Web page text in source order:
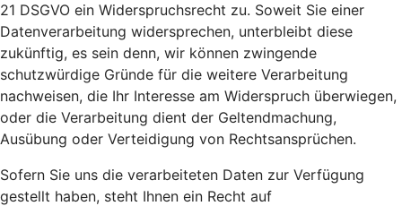
21 DSGVO ein Widerspruchsrecht zu. Soweit Sie einer
Datenverarbeitung widersprechen, unterbleibt diese
zukünftig, es sein denn, wir können zwingende
schutzwürdige Gründe für die weitere Verarbeitung
nachweisen, die Ihr Interesse am Widerspruch überwiegen,
oder die Verarbeitung dient der Geltendmachung,
Ausübung oder Verteidigung von Rechtsansprüchen.
Sofern Sie uns die verarbeiteten Daten zur Verfügung
gestellt haben, steht Ihnen ein Recht auf